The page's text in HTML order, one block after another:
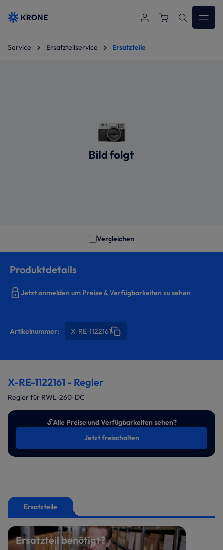
Zum Hauptinhalt springen
Service Ersatzteilservice Ersatzteile
Vergleichen
Produktdetails
Jetztanmeldenum Preise & Verfügbarkeiten zu sehen
Artikelnummer: X-RE-1122161
X-RE-1122161 - Regler
Regler für RWL-260-DC
🔓Alle Preise und Verfügbarkeiten sehen?
Jetzt freischalten
Ersatzteile
Ersatzteil benötigt?